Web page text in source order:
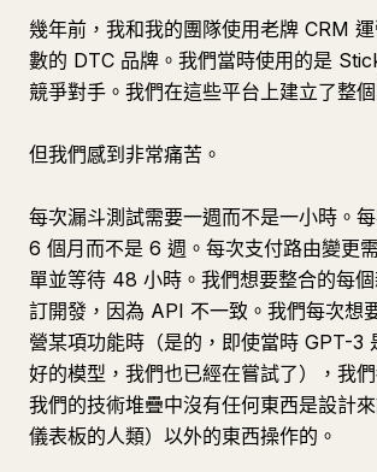
幾年前，我和我的團隊使用老牌 CRM
數的 DTC 品牌。我們當時使用的是
競爭對手。我們在這些平台上建立了整個
但我們感到非常痛苦。
每次漏斗測試需要一週而不是一小時。
6 個月而不是 6 週。每次支付路由變更
單並等待 48 小時。我們想要整合的每
訂開發，因為 API 不一致。我們每次想
營某項功能時（是的，即使當時 GPT-3
好的模型，我們也已經在嘗試了），我
我們的技術堆疊中沒有任何東西是設計
儀表板的人類）以外的東西操作的。